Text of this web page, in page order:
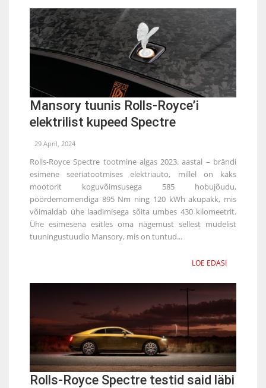
Mansory tuunis Rolls-Royce’i
elektrilist kupeed Spectre
29 April, 2024
Rolls-Royce Spectre tootmine algas 2023. aastal – brändi
esimene seeriatootmises elektriauto, millel on kaks
mootorit koguvõimsusega 585 hobujõudu,
pöördemomendiga 895 Nm ning 120 kWh akupakk, mis
võimaldab ühe laadimisega sõita umbes 430 kilomeetrit.
Ühe esimesena esitles oma nägemust sellest mudelist
tuuningustuudio Mansory, mis on tuntud...
LOE EDASI
Rolls-Royce Spectre testid said läbi